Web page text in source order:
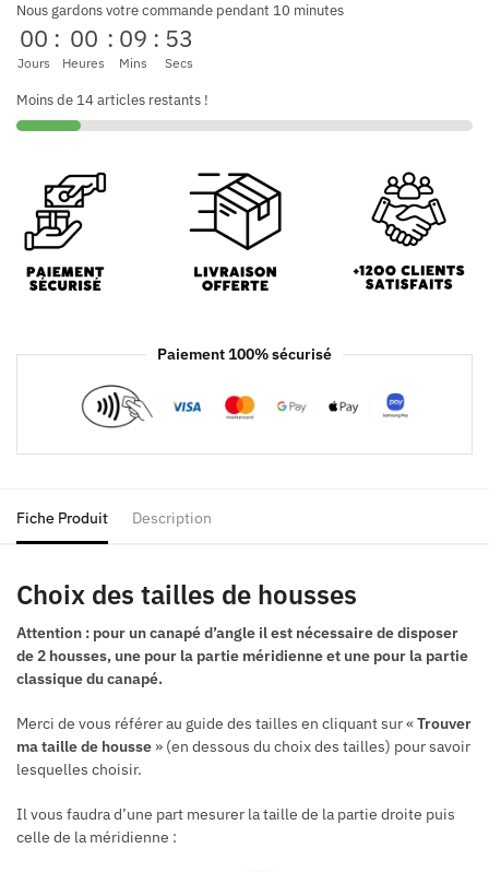
Nous gardons votre commande pendant 10 minutes
00
Jours
: 00
Heures
: 09
Mins
: 52
Secs
Moins de 14 articles restants !
Paiement 100% sécurisé
Fiche Produit Description
Choix des tailles de housses
Attention : pour un canapé d’angle il est nécessaire de disposer
de 2 housses, une pour la partie méridienne et une pour la partie
classique du canapé.
Merci de vous référer au guide des tailles en cliquant sur «Trouver
ma taille de housse » (en dessous du choix des tailles) pour savoir
lesquelles choisir.
Il vous faudra d’une part mesurer la taille de la partie droite puis
celle de la méridienne :